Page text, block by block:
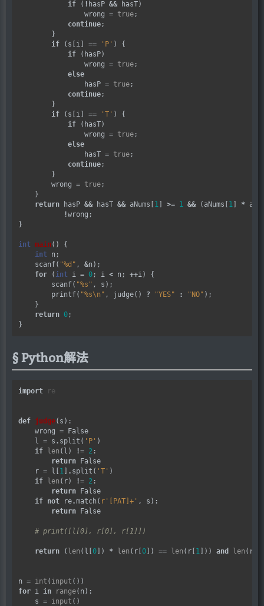
if ( ! hasP && hasT)
                wrong
= true;
continue;
        }
if (s[i] == 'P' ) {
if (hasP)
                wrong
= true;
else
                hasP
= true;
continue;
        }
if (s[i] == 'T' ) {
if (hasT)
                wrong
= true;
else
                hasT
= true;
continue;
        }
        wrong
= true;
    }
return hasP && hasT && aNums[1] >= 1 && (aNums[1] *
!wrong;
}
int main() {
int n;
    scanf(
"%d" , &n);
for ( int i = 0; i < n; ++i) {
        scanf(
"%s" , s);
        printf(
"%s\n " , judge() ? "YES" : "NO" );
    }
return 0;
Python解法
import re
def judge(s):
    wrong
= False
    l
= s . split( 'P' )
if
len (l) != 2 :
return False
    r
= l[ 1 . split( 'T' )
if
len (r) != 2 :
return False
if not re.match( r '[PAT]+' , s):
return False
# print([l[0], r[0], r[1]])
return ( len (l[ 0 ]) * len (r[ 0 ]) == len (r[ 1 ])) and len (r[
n = int ( input
for i in range(n):
    s
= input ()